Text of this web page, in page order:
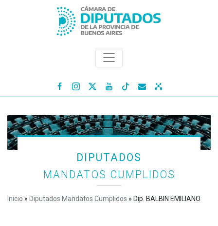
   
DIPUTADOS
MANDATOS CUMPLIDOS
Inicio » Diputados Mandatos Cumplidos » Dip. BALBIN EMILIANO